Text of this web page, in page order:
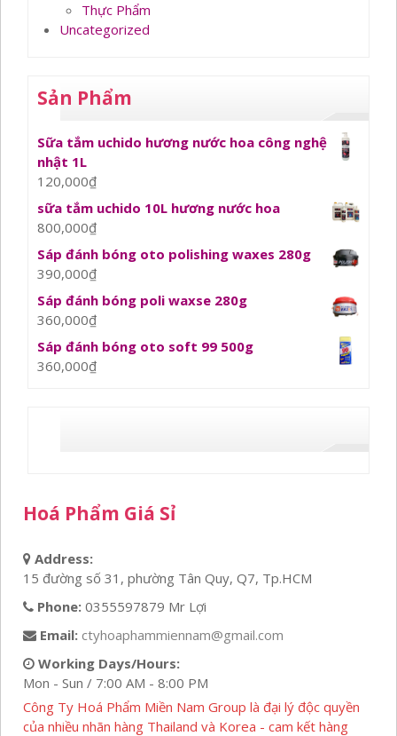
Thực Phẩm
Uncategorized
Sản Phẩm
Sữa tắm uchido hương nước hoa công nghệ
nhật 1L
120,000₫
sữa tắm uchido 10L hương nước hoa
800,000₫
Sáp đánh bóng oto polishing waxes 280g
390,000₫
Sáp đánh bóng poli waxse 280g
360,000₫
Sáp đánh bóng oto soft 99 500g
360,000₫
Hoá Phẩm Giá Sỉ
Address:
15 đường số 31, phường Tân Quy, Q7, Tp.HCM
Phone: 0355597879 Mr Lợi
Email: ctyhoaphammiennam@gmail.com
Working Days/Hours:
Mon - Sun / 7:00 AM - 8:00 PM
Công Ty Hoá Phẩm Miền Nam Group là đại lý độc quyền
của nhiều nhãn hàng Thailand và Korea - cam kết hàng